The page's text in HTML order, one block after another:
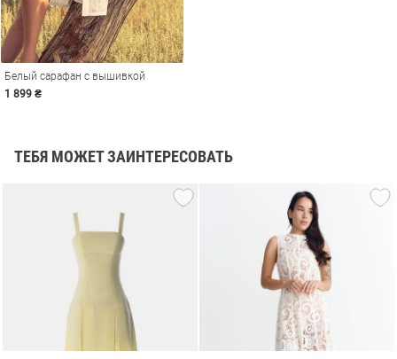
Белый сарафан с вышивкой
1 899 ₴
ТЕБЯ МОЖЕТ ЗАИНТЕРЕСОВАТЬ